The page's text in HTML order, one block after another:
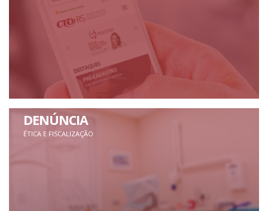
DENÚNCIA
ÉTICA E FISCALIZAÇÃO